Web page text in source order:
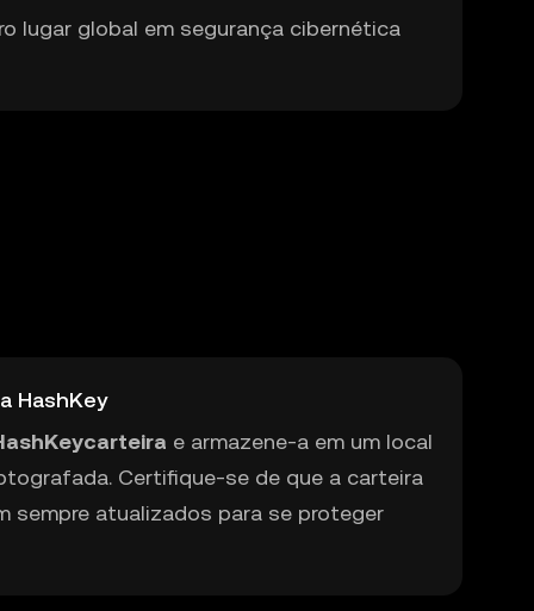
lugar global em segurança cibernética
HashKey
e armazene-a em um local
Certifique-se de que a carteira
sempre atualizados para se proteger